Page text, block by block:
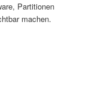
Partitionen
machen.